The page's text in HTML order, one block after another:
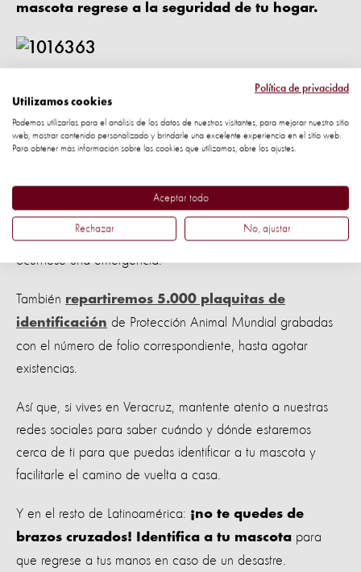
mascota regrese a la seguridad de tu hogar.
¡Atención Veracruz!
Mundial estará en la ciudad de Veracruz
promoviendo la identificación de mascotas y el registro en
nuestra base de datos para que estén mejor protegidas si
ocurriese una emergencia.
También repartiremos 5.000 plaquitas de
identificación de Protección Animal Mundial grabadas
con el número de folio correspondiente, hasta agotar
existencias.
Así que, si vives en Veracruz, mantente atento a nuestras
redes sociales para saber cuándo y dónde estaremos
cerca de ti para que puedas identificar a tu mascota y
facilitarle el camino de vuelta a casa.
Y en el resto de Latinoamérica: ¡no te quedes de
brazos cruzados! Identifica a tu mascota para
que regrese a tus manos en caso de un desastre.
Política de privacidad
Utilizamos cookies
Podemos utilizarlas para el análisis de los datos de nuestros visitantes, para mejorar nuestro sitio
web, mostrar contenido personalizado y brindarle una excelente experiencia en el sitio web.
Para obtener más información sobre las cookies que utilizamos, abre los ajustes.
Aceptar todo
Rechazar No, ajustar